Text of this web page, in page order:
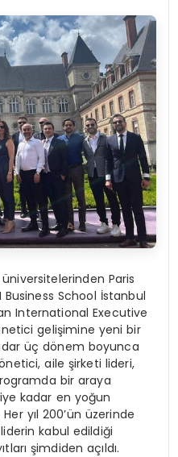
Paris
School İstanbul
International Executive
gelişimine yeni bir
üç dönem boyunca
aile şirketi lideri,
bir araya
kadar en yoğun
yıl 200’ün üzerinde
kabul edildiği
şimdiden açıldı.